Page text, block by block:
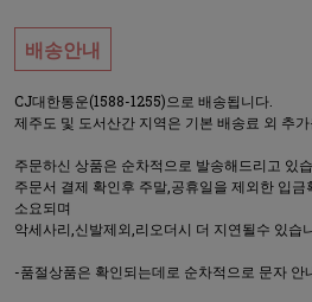
배송안내
CJ대한통운(1588-1255)으로 배송됩니다.
제주도 및 도서산간 지역은 기본 배송료 외 추
주문하신 상품은 순차적으로 발송해드리고 있
주문서 결제 확인후 주말,공휴일을 제외한 입
소요되며
악세사리,신발제외,리오더시 더 지연될수 있습
-품절상품은 확인되는데로 순차적으로 문자 안